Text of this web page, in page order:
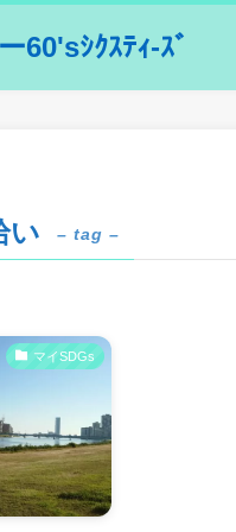
60'sｼｸｽﾃｨ-ｽﾞ
い – tag –
マイSDGs